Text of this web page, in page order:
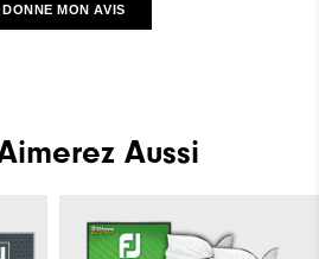
MON AVIS
Aussi